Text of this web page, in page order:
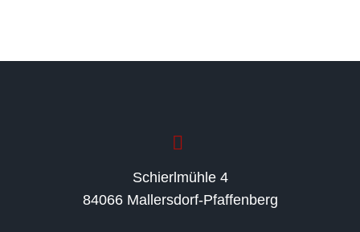
Schierlmühle 4
84066 Mallersdorf-Pfaffenberg